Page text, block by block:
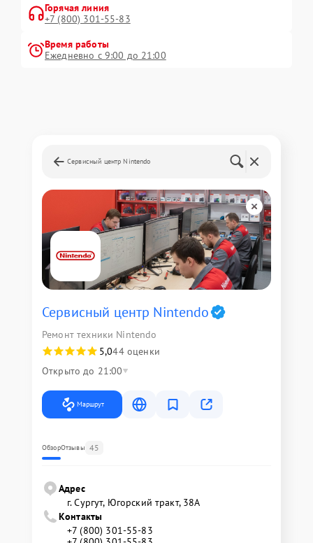
Горячая линия
+7 (800) 301-55-83
Время работы
Ежедневно с 9:00 до 21:00
Сервисный центр Nintendo
Сервисный центр Nintendo
Ремонт техники Nintendo
5,044 оценки
Открыто до 21:00
Маршрут
ОбзорОтзывы 45
Адрес
г. Сургут, Югорский тракт, 38А
Контакты
+7 (800) 301-55-83